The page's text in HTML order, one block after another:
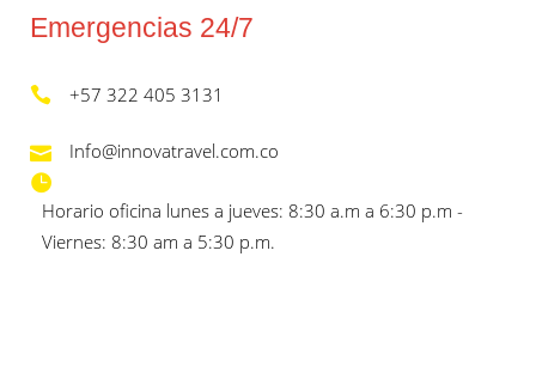
Emergencias 24/7
+57 322 405 3131
Info@innovatravel.com.co
Horario oficina lunes a jueves: 8:30 a.m a 6:30 p.m -
Viernes: 8:30 am a 5:30 p.m.